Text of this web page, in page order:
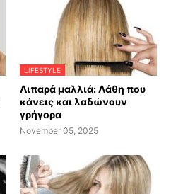
LIFESTYLE
Λιπαρά μαλλιά: Λάθη που
κάνεις και λαδώνουν
γρήγορα
November 05, 2025